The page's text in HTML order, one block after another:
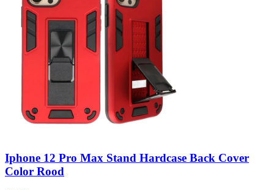
Iphone 12 Pro Max Stand Hardcase Back Cover
Color Rood